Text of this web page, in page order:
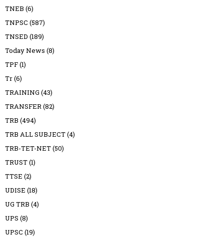
TNEB (6)
TNPSC (587)
TNSED (189)
Today News (8)
TPF(1)
Tr(6)
TRAINING (43)
TRANSFER(82)
TRB (494)
TRB ALL SUBJECT(4)
TRB-TET-NET(50)
TRUST(1)
TTSE (2)
UDISE (18)
UG TRB (4)
UPS (8)
UPSC (19)